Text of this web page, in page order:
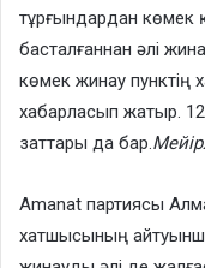
тұрғындардан
басталғаннан әлі
көмек жинау пунктің
хабарласып жатыр.
заттары да бар.
Amanat партиясы
хатшысының